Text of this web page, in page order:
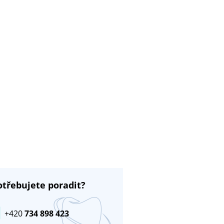
poradit?
+420734 898 423